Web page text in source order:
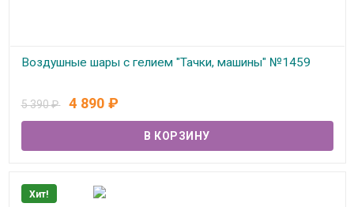
Воздушные шары с гелием "Тачки, машины" №1459
5 390₽ 4 890 ₽
Хит!